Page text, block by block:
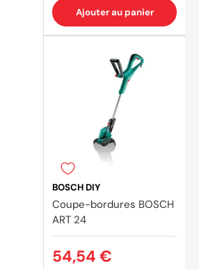
Ajouter au panier
BOSCH DIY
Coupe-bordures BOSCH
ART 24
54,54 €